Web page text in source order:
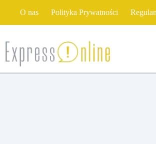
O nas Polityka Prywatności